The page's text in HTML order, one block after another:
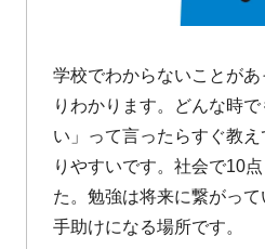
学校でわからないことが
りわかります。どんな時
い」って言ったらすぐ教
りやすいです。社会で10
た。勉強は将来に繋がっ
手助けになる場所です。